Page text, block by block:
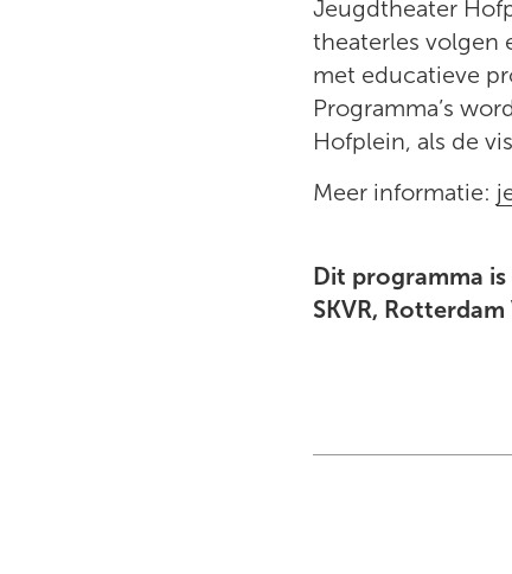
Jeugdtheater
theaterles volgen
met educatieve
Programma’s
Hofplein, als de
Meer informatie:
Dit programma
SKVR,